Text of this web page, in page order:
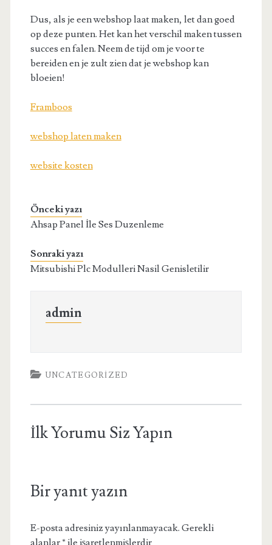
Dus, als je een webshop laat maken, let dan goed
op deze punten. Het kan het verschil maken tussen
succes en falen. Neem de tijd om je voor te
bereiden en je zult zien dat je webshop kan
bloeien!
Framboos
webshop laten maken
website kosten
Önceki yazı
Ahsap Panel İle Ses Duzenleme
Sonraki yazı
Mitsubishi Plc Modulleri Nasil Genisletilir
admin
UNCATEGORIZED
İlk Yorumu Siz Yapın
Bir yanıt yazın
E-posta adresiniz yayınlanmayacak. Gerekli
alanlar*ile işaretlenmişlerdir